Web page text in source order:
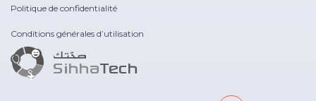
Politique de confidentialité
Conditions générales d’utilisation